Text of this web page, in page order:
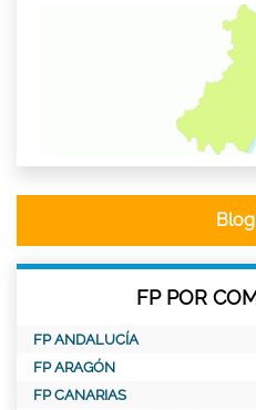
FP POR
FP ANDALUCÍA
FP ARAGÓN
FP CANARIAS